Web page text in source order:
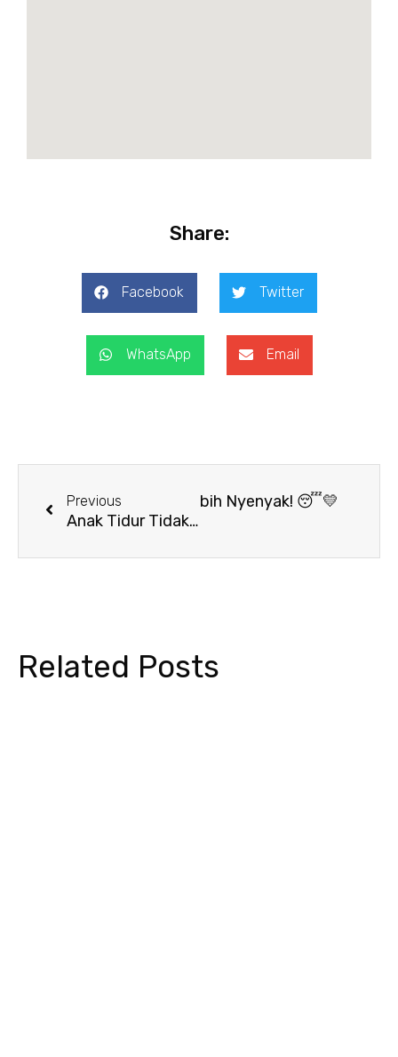
Share:
Facebook Twitter
WhatsApp Email
Previous
Anak Tidur Tidak Nyenyak? Ini Penyebab dan Cara Mengatasinya!
Tips Bantu Anak Tidur Lebih Nyenyak! 😴💛
Related Posts